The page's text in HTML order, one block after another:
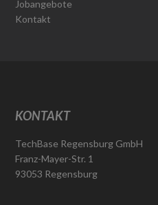
Jobangebote
Kontakt
KONTAKT
TechBase Regensburg GmbH
Franz-Mayer-Str. 1
93053 Regensburg